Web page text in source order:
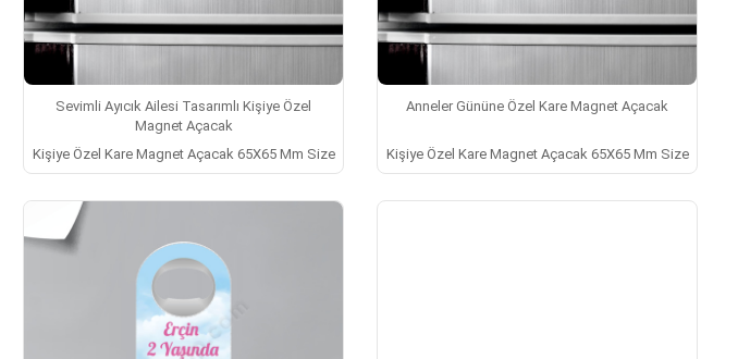
Sevimli Ayıcık Ailesi Tasarımlı Kişiye Özel
Magnet Açacak
Kişiye Özel Kare Magnet Açacak 65X65 Mm Size
Anneler Gününe Özel Kare Magnet Açacak
Kişiye Özel Kare Magnet Açacak 65X65 Mm Size